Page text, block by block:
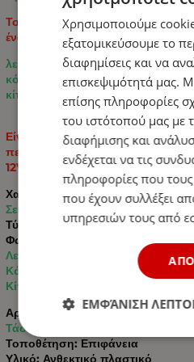
Το μοντέλο διαθέτει 6 διόδους
ένα σώμα:
λευκό φως μπροστά,
κόκκινο φως πίσω,
κίτρινο φως στο πλάι.
Είναι κατασκευασμένο από
περίβλημα και είναι κατάλληλο
12V και 24V.
Χαρακτηριστικά:
Σετ: 2 τεμ.
Τύπος: Φως σήμανσης LED 3
Φώτα:
Λευκό
Κόκκινο
Κίτρινο
Αριθμός LED: 6 LED
Τάση: 12V-24V
Τοποθέτηση: Επιφάνεια
Χρησιμοποιούμε
εξατομικεύσουμε το
διαφημίσεις και να
επισκεψιμότητά μας.
επίσης πληροφορίες
του ιστότοπού μας με
διαφήμισης και
ενδέχεται να τις
πληροφορίες που τους
που έχουν συλλέξει
υπηρεσιών τους από
ΕΜΦΆΝΙΣΗ